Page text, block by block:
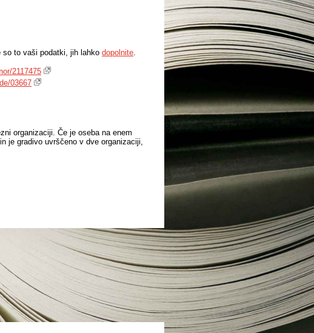
to vaši podatki, jih lahko dopolnite
2117475
03667
organizaciji. Če je oseba na enem
je gradivo uvrščeno v dve organizaciji,